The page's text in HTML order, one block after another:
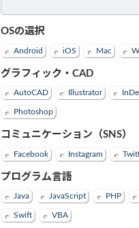
OSの選択
Android iOS Mac
グラフィック・CAD
AutoCAD Illustrator
Photoshop
コミュニケーション（SNS）
Facebook Instagram
プログラム言語
Java JavaScript PHP
Swift VBA